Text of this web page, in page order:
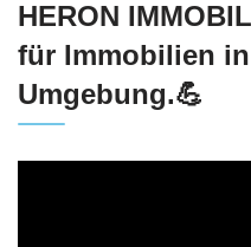
HERON
für Immobilien
Umgebung.💪